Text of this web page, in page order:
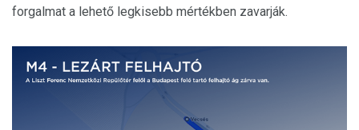
forgalmat a lehető legkisebb mértékben zavarják.